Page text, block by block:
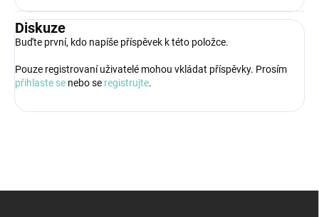
Diskuze
Buďte první, kdo napíše příspěvek k této položce.
Pouze registrovaní uživatelé mohou vkládat příspěvky. Prosím
přihlaste se nebo se registrujte.